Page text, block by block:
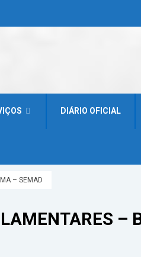
DIÁRIO OFICIAL
– SEMAD
–